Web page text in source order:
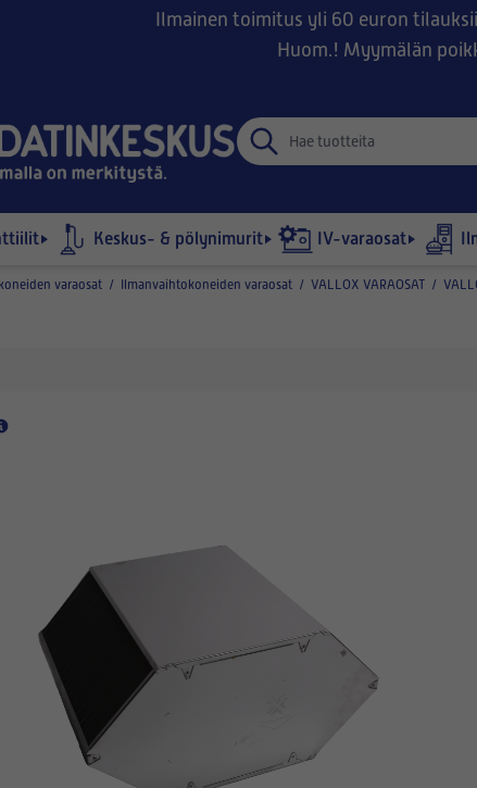
Ilmainen toimitus yli 60 euron
Huom.! Myymälän
Keskus- & pölynimurit IV-varaosat
varaosat / Ilmanvaihtokoneiden varaosat / VALLOX VARAOSAT /